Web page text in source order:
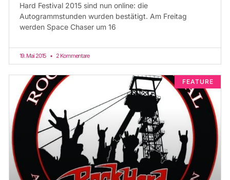
Hard Festival 2015 sind nun online: die
Autogrammstunden wurden bestätigt. Am Freitag
werden Space Chaser um 16
19. Mai 2015 2 Kommentare
FEATURE